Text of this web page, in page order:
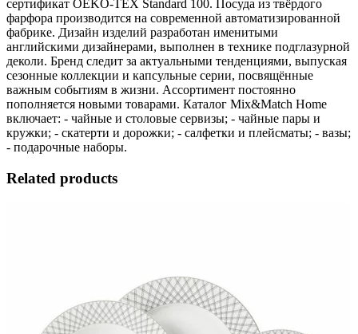
сертификат OEKO-TEX Standard 100. Посуда из твёрдого
фарфора производится на современной автоматизированной
фабрике. Дизайн изделий разработан именитыми
английскими дизайнерами, выполнен в технике подглазурной
деколи. Бренд следит за актуальными тенденциями, выпуская
сезонные коллекции и капсульные серии, посвящённые
важным событиям в жизни. Ассортимент постоянно
пополняется новыми товарами. Каталог Mix&Match Home
включает: - чайные и столовые сервизы; - чайные пары и
кружки; - скатерти и дорожки; - салфетки и плейсматы; - вазы;
- подарочные наборы.
Related products